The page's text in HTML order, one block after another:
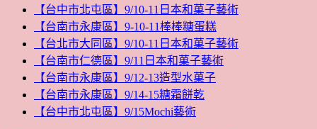
【台中市北屯區】9/10-11日本和菓子藝術
【台南市永康區】9-10-11棒棒糖蛋糕
【台北市大同區】9/10-11日本和菓子藝術
【台南市仁德區】9/11日本和菓子藝術
【台南市永康區】9/12-13造型水菓子
【台南市永康區】9/14-15糖霜餅乾
【台中市北屯區】9/15Mochi藝術